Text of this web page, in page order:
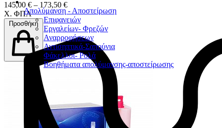
Απολύμανση - Αποστείρωση
Επιφανειών
Εργαλείων- Φρεζών
Αναρροφήσεων
Αντισηπτικά-Σαπούνια
Φάκελλοι- Ρολά
Βοηθήματα απολύμανσης-αποστείρωσης
145,00 € – 173,50 €
Χ. ΦΠΑ
Προσθήκη